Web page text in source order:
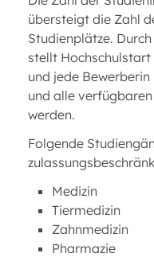
übersteigt die Zahl
Studienplätze.
stellt Hochschulstart
und jede
und alle
werden.
Folgende
Medizin
Tiermedizin
Zahnmedizin
Pharmazie